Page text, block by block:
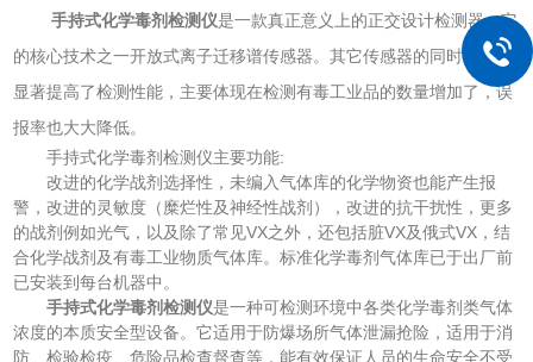
手持式化学毒剂检测仪是一款真正意义上的正交设计检测器，它
的核心技术之一开放式离子迁移谱传感器。其它传感器的同时应用，
显著提高了检测性能，主要体现在检测有毒工业品的数量增加了，误
报率也大大降低。
手持式化学毒剂检测仪主要功能:
改进的化学战剂选择性，未编入气体库的化学物资也能产生报
警，改进的灵敏度（糜烂性及神经性战剂），改进的抗干扰性，更多
的战剂例如光气，以及除了常见VX之外，还包括脏VX及俄式VX，结
合化学战剂及有毒工业物质气体库。标准化学毒剂气体库已于出厂前
已安装到每台机器中。
手持式化学毒剂检测仪是一种可检测环境中各类化学毒剂类气体
浓度的本质安全型设备。它适用于防爆场所气体泄漏抢险，适用于消
防、检验检疫、危险品检查督查等，能有效保证人员的生命安全不受